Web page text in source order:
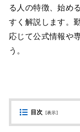
る人の特徴、始め
すく解説します。
応じて公式情報や
う。
目次 [表示]